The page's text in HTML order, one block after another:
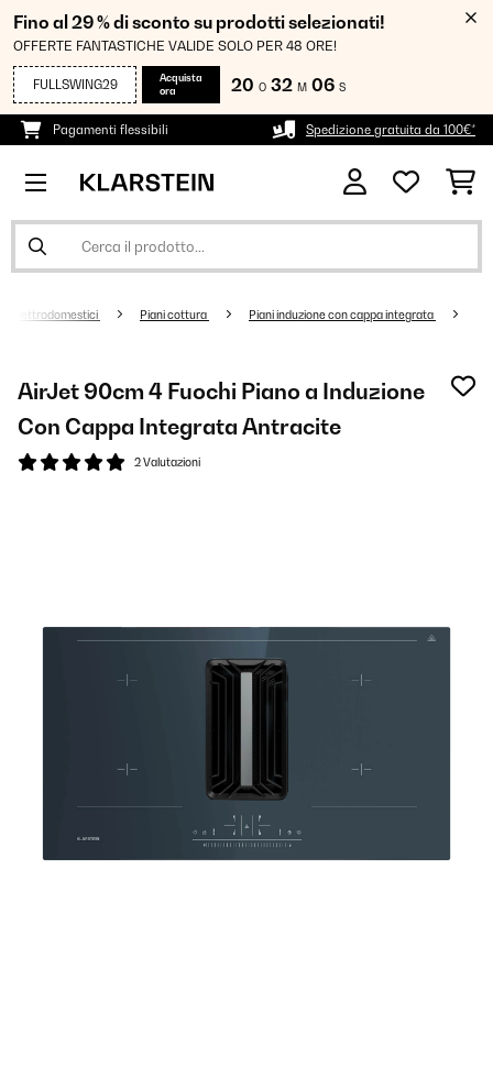
Fino al 29 % di sconto su prodotti selezionati!
OFFERTE FANTASTICHE VALIDE SOLO PER 48 ORE!
FULLSWING29
Acquista
ora
20 O 32 M 05 S
Pagamenti flessibili Spedizione gratuita da 100€*
elettrodomestici Piani cottura Piani induzione con cappa integrata
AirJet 90cm 4 Fuochi Piano a Induzione
Con Cappa Integrata Antracite
2 Valutazioni